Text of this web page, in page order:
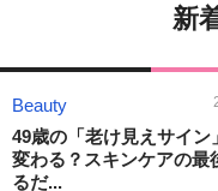
新
Beauty
49歳の「老け見えサイン
変わる？スキンケアの最
るだ...